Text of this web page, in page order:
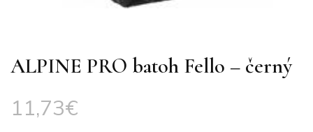
ALPINE PRO batoh Fello – černý
11,73€